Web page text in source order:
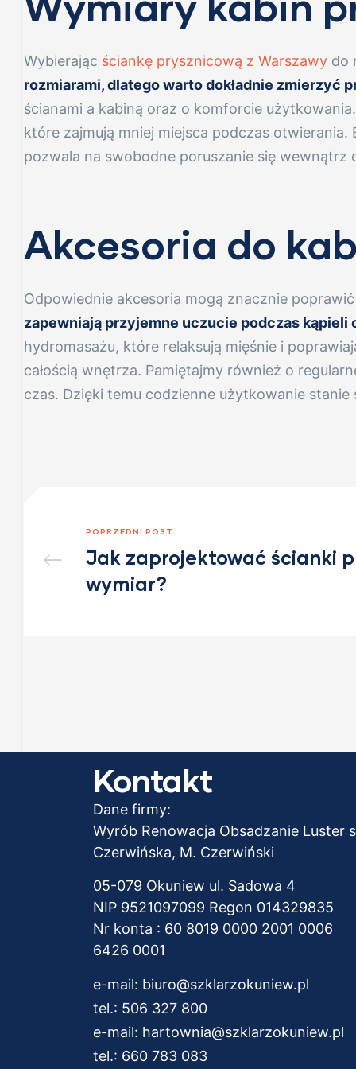
Wybierając ściankę prysznicową z Warszawy do
rozmiarami, dlatego warto dokładnie zmierzyć
ścianami a kabiną oraz o komforcie
które zajmują mniej miejsca podczas otwierania.
pozwala na swobodne poruszanie się
Akcesoria do
Odpowiednie akcesoria mogą znacznie
zapewniają przyjemne uczucie podczas kąpieli
hydromasażu, które relaksują mięśnie i
całością wnętrza. Pamiętajmy również o
czas. Dzięki temu codzienne użytkowanie
POPRZEDNI POST
Jak zaprojektować ścianki
wymiar?
Kontakt
Dane firmy:
Wyrób Renowacja Obsadzanie Luster
Czerwińska, M. Czerwiński
05-079 Okuniew ul. Sadowa 4
NIP 9521097099 Regon 014329835
Nr konta : 60 8019 0000 2001 0006
6426 0001
e-mail: biuro@szklarzokuniew.pl
tel.: 506 327 800
e-mail: hartownia@szklarzokuniew.pl
tel.: 660 783 083